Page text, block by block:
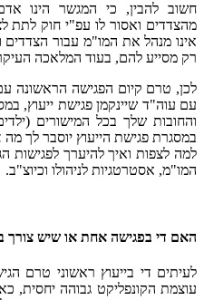
חשוב להבין, כי המגשר הינו
מהצדדים ואסור לו עפ"י חוק לתת
אינו מנהל את המו"מ עבור
רק מסייע להם, בעוד המלאכה
לכן, טרם קיום הפגישה הראשונה
עם עוה"ד שיינקמן פגישת ייעוץ,
והחובות שלך בכל המישורים
במסגרת פגישת הייעוץ יוסבר לך
למה לצפות ואיך להיערך לפגישות
המו"מ, אסטרטגיות לניהולו וכיוצ"ב.
האם די בפגישה אחת או שיש צורך
לעיתים די בייעוץ ראשוני טרם
עוצמת הקונפליקט גבוהה יחסית,